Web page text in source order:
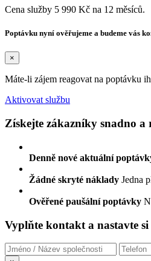
Cena služby 5 990 Kč na 12 měsíců.
Poptávku nyní ověřujeme a budeme vás
×
Máte-li zájem reagovat na poptávku
Aktivovat službu
Získejte zákazníky snadno a
Denně nové aktuální
Žádné skryté náklady Jedna
Ověřené paušální poptávky
Vyplňte kontakt a nastavte